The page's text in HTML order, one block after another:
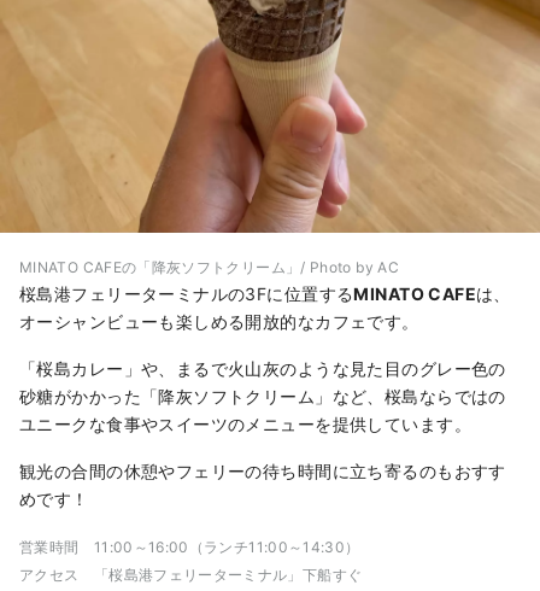
MINATO CAFEの「降灰ソフトクリーム」/ Photo by AC
桜島港フェリーターミナルの3Fに位置するMINATO CAFEは、
オーシャンビューも楽しめる開放的なカフェです。
「桜島カレー」や、まるで火山灰のような見た目のグレー色の
砂糖がかかった「降灰ソフトクリーム」など、桜島ならではの
ユニークな食事やスイーツのメニューを提供しています。
観光の合間の休憩やフェリーの待ち時間に立ち寄るのもおすす
めです！
営業時間 11:00～16:00（ランチ11:00～14:30）
アクセス 「桜島港フェリーターミナル」下船すぐ